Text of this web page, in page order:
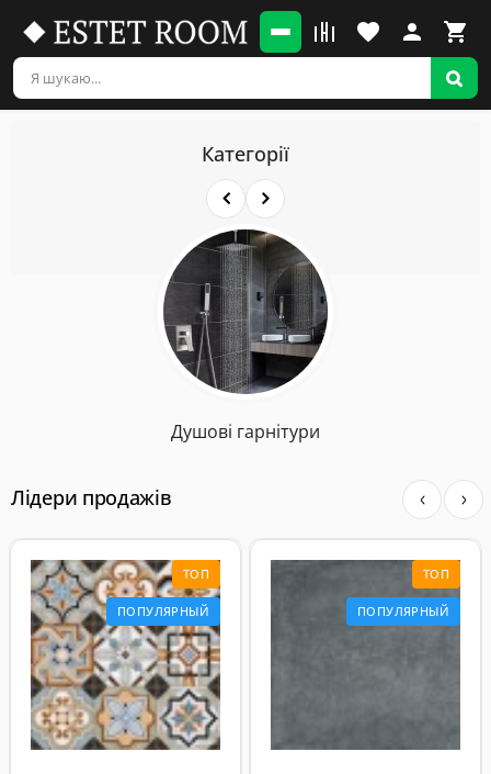
Категорії
Душові гарнітури
Лідери продажів
ТОП
ПОПУЛЯРНЫЙ
ТОП
ПОПУЛЯРНЫЙ